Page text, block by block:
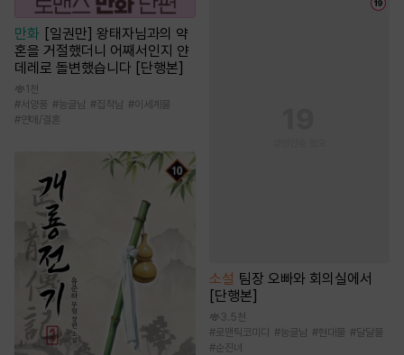
만화 [일권만] 왕태자님과의 약
혼을 거절했더니 어째서인지 얀
데레로 돌변했습니다 [단행본]
1천
#서양풍 #능글남 #집착남 #이세계물
#연애/결혼
소설 팀장 오빠와 회의실에서
[단행본]
3.5천
#로맨틱코미디 #능글남 #현대물 #달달물
#순진녀